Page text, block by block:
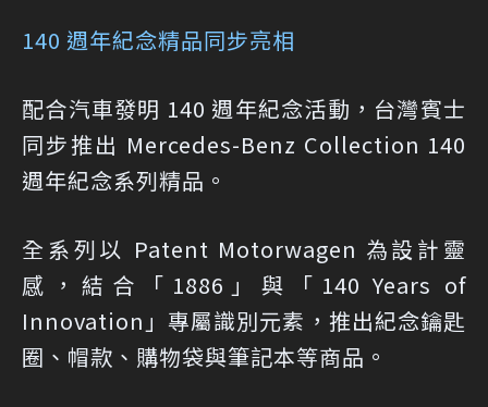
140 週年紀念精品同步亮相
配合汽車發明 140 週年紀念活動，台灣賓士
同步推出 Mercedes-Benz Collection 140
週年紀念系列精品。
全系列以 Patent Motorwagen 為設計靈
感，結合「1886」與「140 Years of
Innovation」專屬識別元素，推出紀念鑰匙
圈、帽款、購物袋與筆記本等商品。